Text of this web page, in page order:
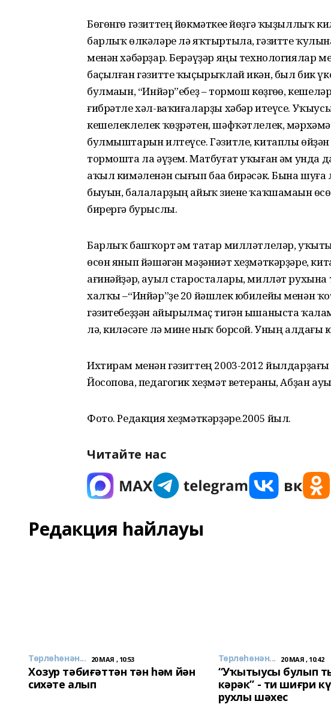
Бөгөнгө гәзиттең йөкмәткеһе йөҙгә ҡыҙыллыҡ
барлыҡ өлкәләре лә яҡтыртыла, гәзитте
менән хәбәрҙар. Берәүҙәр яңы технологиялар
баҫылған гәзитте ҡыҫырыҡлай икән, был бик
булмаһын, “Инйәр”ебеҙ – тормош көҙгөһө,
ғибрәтле хәл-ваҡиғаларҙы хәбәр итеүсе.
кешелеклелек ҡөҙрәтен, шәфҡәтлелек,
булмыштарын илтеүсе. Гәзитле, китаплы өйҙән
тормошта ла әүҙем. Матбуғат уҡыған һәм унда
аҡыл кимәленән сығып баһа бирәсәк. Бына шуға
быуын, балаларҙың айыҡ зиһене ҡаҡшамаһын
бирергә бурыслы.
Барлыҡ башҡорт һәм татар милләтлеләр,
өсөн янып йәшәгән мәҙәниәт хеҙмәткәрҙәре,
ағинәйҙәр, ауыл старосталары, милләт рухына
халҡы –“Инйәр”ҙе 20 йәшлек юбилейы менән
гәзитебеҙҙән айырылмаҫ тигән ышаныста
лә, киләсәге лә мине ныҡ борсой. Уның алдағы
Ихтирам менән гәзиттең 2003-2012
Йосопова, педагогик хеҙмәт ветераны, Абҙан
Фото. Редакция хеҙмәткәрҙәре.2005 йыл.
Читайте нас
Редакция һайлауы
Төрлөһөнән... 20 МАЯ , 10:53
Хозур тәбиғәттән тән һәм йән
сихәте алып
Төрлөһөнән... 20 МАЯ , 10:42
“Уҡытыусы булып
кәрәк” - ти шиғри
рухлы шәхес